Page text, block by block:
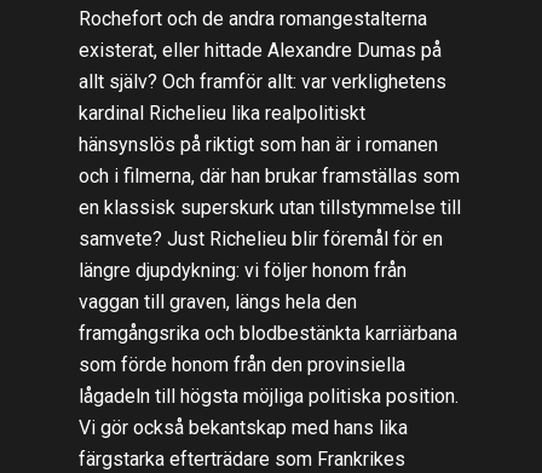
Rochefort och de andra romangestalterna
existerat, eller hittade Alexandre Dumas på
allt själv? Och framför allt: var verklighetens
kardinal Richelieu lika realpolitiskt
hänsynslös på riktigt som han är i romanen
och i filmerna, där han brukar framställas som
en klassisk superskurk utan tillstymmelse till
samvete? Just Richelieu blir föremål för en
längre djupdykning: vi följer honom från
vaggan till graven, längs hela den
framgångsrika och blodbestänkta karriärbana
som förde honom från den provinsiella
lågadeln till högsta möjliga politiska position.
Vi gör också bekantskap med hans lika
färgstarka efterträdare som Frankrikes